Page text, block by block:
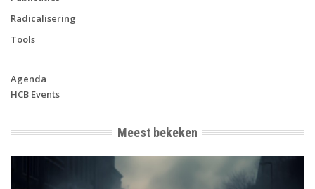
Radicalisering
Tools
Agenda
HCB Events
Meest bekeken